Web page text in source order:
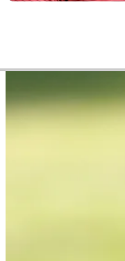
Video